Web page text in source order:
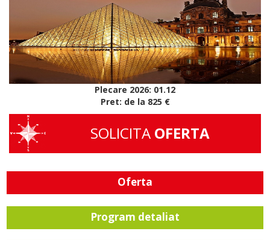
Plecare 2026: 01.12
Pret: de la 825 €
SOLICITA OFERTA
Oferta
Program detaliat